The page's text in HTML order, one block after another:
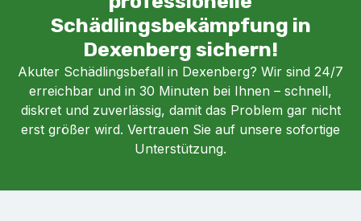
Schädlingsbekämpfung in
Dexenberg sichern!
Akuter Schädlingsbefall in Dexenberg? Wir sind 24/7
erreichbar und in 30 Minuten bei Ihnen – schnell,
diskret und zuverlässig, damit das Problem gar nicht
erst größer wird. Vertrauen Sie auf unsere sofortige
Unterstützung.